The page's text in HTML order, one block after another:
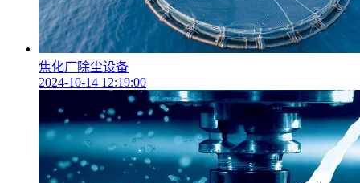
焦化厂除尘设备
2024-10-14 12:19:00